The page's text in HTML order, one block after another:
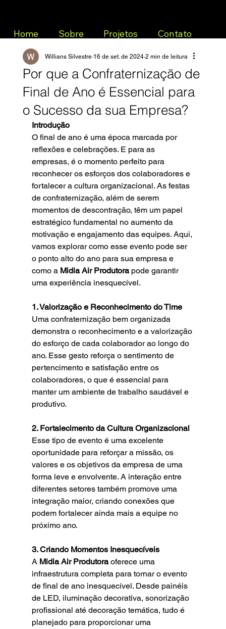
Home Sobre Projetos Contato
Por que a Confraternização de
Final de Ano é Essencial para
o Sucesso da sua Empresa?
Willians Silvestre 16 de set. de 2024 2 min de leitura
Introdução
O final de ano é uma época marcada por
reflexões e celebrações. E para as
empresas, é o momento perfeito para
reconhecer os esforços dos colaboradores e
fortalecer a cultura organizacional. As festas
de confraternização, além de serem
momentos de descontração, têm um papel
estratégico fundamental no aumento da
motivação e engajamento das equipes. Aqui,
vamos explorar como esse evento pode ser
o ponto alto do ano para sua empresa e
como a Midia Air Produtora pode garantir
uma experiência inesquecível.
1. Valorização e Reconhecimento do Time
Uma confraternização bem organizada
demonstra o reconhecimento e a valorização
do esforço de cada colaborador ao longo do
ano. Esse gesto reforça o sentimento de
pertencimento e satisfação entre os
colaboradores, o que é essencial para
manter um ambiente de trabalho saudável e
produtivo.
2. Fortalecimento da Cultura Organizacional
Esse tipo de evento é uma excelente
oportunidade para reforçar a missão, os
valores e os objetivos da empresa de uma
forma leve e envolvente. A interação entre
diferentes setores também promove uma
integração maior, criando conexões que
podem fortalecer ainda mais a equipe no
próximo ano.
3. Criando Momentos Inesquecíveis
A Midia Air Produtora oferece uma
infraestrutura completa para tornar o evento
de final de ano inesquecível. Desde painéis
de LED, iluminação decorativa, sonorização
profissional até decoração temática, tudo é
planejado para proporcionar uma